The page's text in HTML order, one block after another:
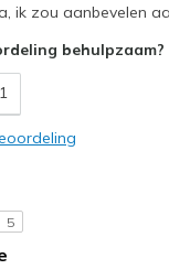
I'm Into Shoes
ik zou aanbevelen
behulpzaam?
1
5